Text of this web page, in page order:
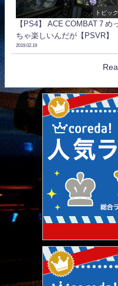
トピッ
【PS4】 ACE COMBAT 7 め
ちゃ楽しいんだが【PSVR】
2019.02.19